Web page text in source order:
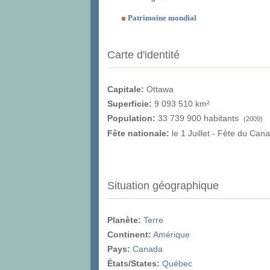
Patrimoine mondial
Carte d'identité
Capitale: Ottawa
Superficie: 9 093 510 km²
Population: 33 739 900 habitants (2009)
Fête nationale: le 1 Juillet - Fête du
Situation géographique
Planète: Terre
Continent: Amérique
Pays: Canada
États/States: Québec